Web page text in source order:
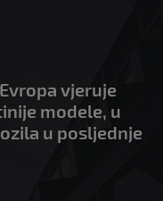
vjeruje
modele, u
u posljednje